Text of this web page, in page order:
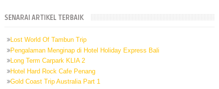
SENARAI ARTIKEL TERBAIK
Lost World Of Tambun Trip
Pengalaman Menginap di Hotel Holiday Express Bali
Long Term Carpark KLIA 2
Hotel Hard Rock Cafe Penang
Gold Coast Trip Australia Part 1